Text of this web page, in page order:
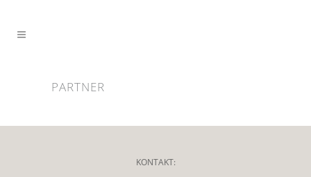
PARTNER
KONTAKT: